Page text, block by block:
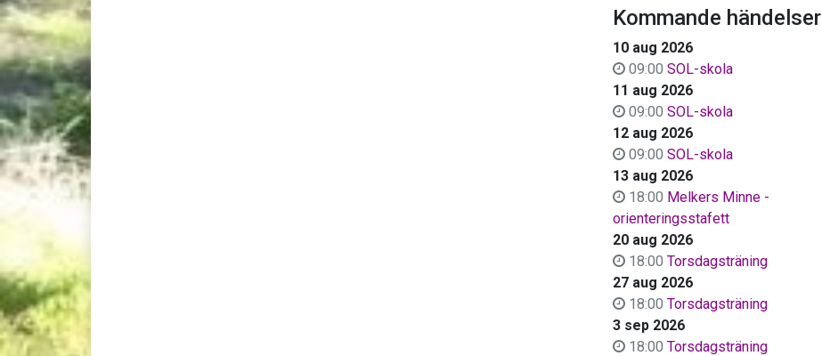
Kommande händelser
10 aug 2026
09:00 SOL-skola
11 aug 2026
09:00 SOL-skola
12 aug 2026
09:00 SOL-skola
13 aug 2026
18:00 Melkers Minne -
orienteringsstafett
20 aug 2026
18:00 Torsdagsträning
27 aug 2026
18:00 Torsdagsträning
3 sep 2026
18:00 Torsdagsträning